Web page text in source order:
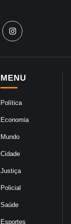
MENU
Política
Economia
Mundo
Cidade
Justiça
Policial
Saúde
Esportes